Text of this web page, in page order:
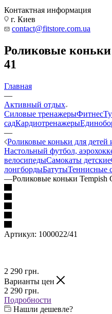
Контактная информация
г. Киев
contact@fitstore.com.ua
Роликовые
41
Главная
—
Активный отдых
Силовые тренажерыФитнес
садКардиотренажеры
—
Роликовые коньки для детей
Настольный футбол,
велосипедыСамокаты детские
лонгбордыБатутыТеннисные
—Роликовые коньки Tempish
Артикул: 1000022/41
2 290 грн.
Варианты цен
2 290 грн.
Подробности
Нашли дешевле?